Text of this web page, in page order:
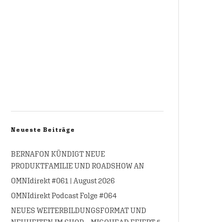
Neueste Beiträge
BERNAFON KÜNDIGT NEUE
PRODUKTFAMILIE UND ROADSHOW AN
OMNIdirekt #061 | August 2026
OMNIdirekt Podcast Folge #064
NEUES WEITERBILDUNGSFORMAT UND